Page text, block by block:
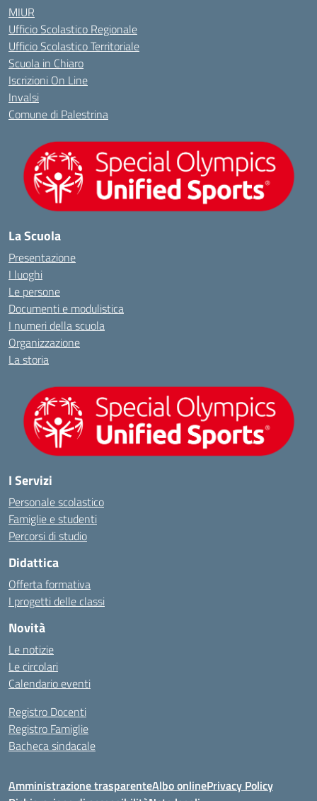
MIUR
Ufficio Scolastico Regionale
Ufficio Scolastico Territoriale
Scuola in Chiaro
Iscrizioni On Line
Invalsi
Comune di Palestrina
La Scuola
Presentazione
I luoghi
Le persone
Documenti e modulistica
I numeri della scuola
Organizzazione
La storia
I Servizi
Personale scolastico
Famiglie e studenti
Percorsi di studio
Didattica
Offerta formativa
I progetti delle classi
Novità
Le notizie
Le circolari
Calendario eventi
Registro Docenti
Registro Famiglie
Bacheca sindacale
Amministrazione trasparenteAlbo onlinePrivacy Policy